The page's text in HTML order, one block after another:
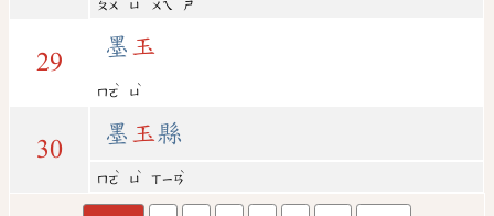
ㄆㄨ ㄩ ㄨㄟ ㄕ
29
墨 玉
ㄇㄛ
ˋ
ㄩ
ˋ
30
墨 玉縣
ㄇㄛ
ˋ
ㄩ
ˋ
ㄒㄧㄢ
ˋ